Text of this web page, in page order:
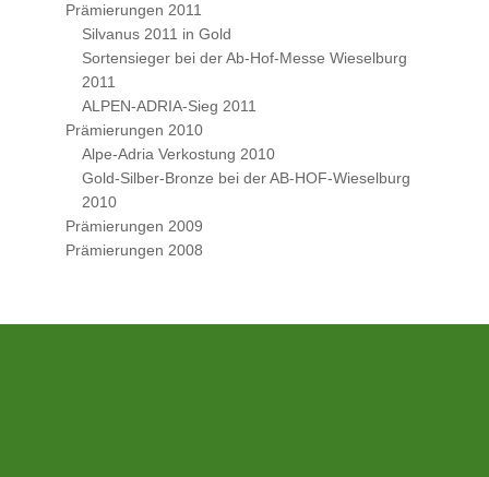
Prämierungen 2011
Silvanus 2011 in Gold
Sortensieger bei der Ab-Hof-Messe Wieselburg
2011
ALPEN-ADRIA-Sieg 2011
Prämierungen 2010
Alpe-Adria Verkostung 2010
Gold-Silber-Bronze bei der AB-HOF-Wieselburg
2010
Prämierungen 2009
Prämierungen 2008